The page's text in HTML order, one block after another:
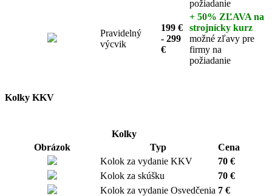
požiadanie
Pravidelný
výcvik
199 €
- 299
€
+ 50% ZĽAVA na
strojnícky kurz
možné zľavy pre
firmy na
požiadanie
Kolky KKV
Kolky
Obrázok
Typ
Cena
Kolok za vydanie KKV
70 €
Kolok za skúšku
70 €
Kolok za vydanie Osvedčenia 7 €